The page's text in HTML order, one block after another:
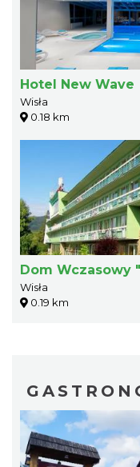
Hotel New Wave
Wisła
0.18 km
Dom Wczasowy
Wisła
0.19 km